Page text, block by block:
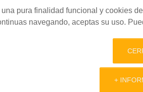
pura finalidad funcional y cookies
navegando, aceptas su uso.
+